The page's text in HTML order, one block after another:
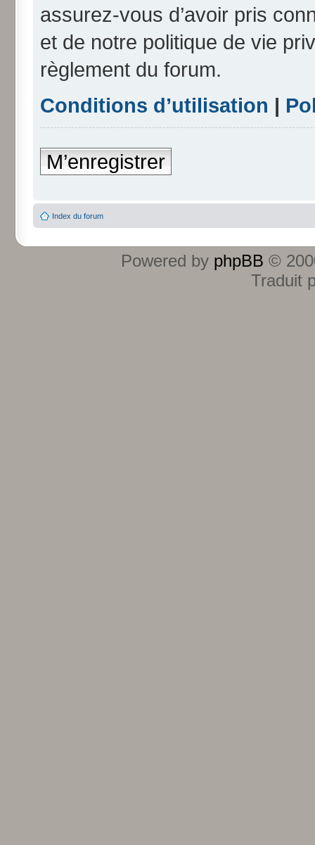
assurez-vous d’avoir pris
et de notre politique de vie
règlement du forum.
Conditions d’utilisation |
M’enregistrer
Index du forum
Powered by phpBB ©
Traduit